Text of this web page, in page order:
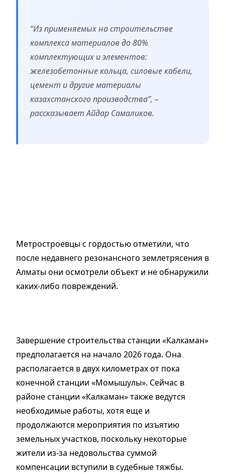
“Из применяемых на строительстве
комплекса материалов до 80%
комплектующих и элементов:
железобетонные кольца, силовые кабели,
цемент и другие материалы
казахстанского производства”, –
рассказывает Айдар Самаликов.
Метростроевцы с гордостью отметили, что
после недавнего резонансного землетрясения в
Алматы они осмотрели объект и не обнаружили
каких-либо повреждений.
Завершение строительства станции «Калкаман»
предполагается на начало 2026 года. Она
располагается в двух километрах от пока
конечной станции «Момышулы». Сейчас в
районе станции «Калкаман» также ведутся
необходимые работы, хотя еще и
продолжаются мероприятия по изъятию
земельных участков, поскольку некоторые
жители из-за недовольства суммой
компенсации вступили в судебные тяжбы.